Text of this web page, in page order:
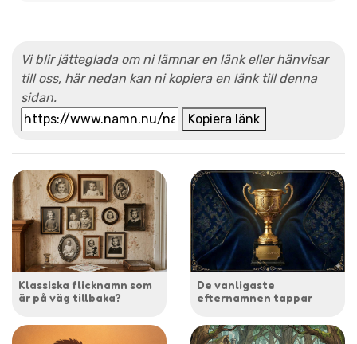
Vi blir jätteglada om ni lämnar en länk eller hänvisar
till oss, här nedan kan ni kopiera en länk till denna
sidan.
Kopiera länk
Klassiska flicknamn som
är på väg tillbaka?
De vanligaste
efternamnen tappar